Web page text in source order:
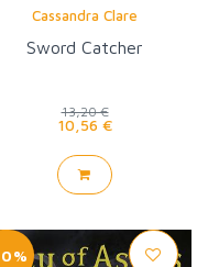
Cassandra Clare
Sword Catcher
13,20 €
10,56 €